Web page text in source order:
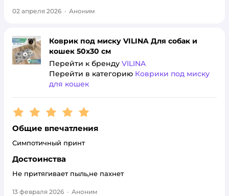
02 апреля 2026 · Аноним
Коврик под миску VILINA Для собак и
кошек 50х30 см
Перейти к бренду VILINA
Перейти в категорию Коврики под миску
для кошек
Рейтинг:5
Общие впечатления
Симпотичный принт
Достоинства
Не притягивает пыль,не пахнет
13 февраля 2026 · Аноним